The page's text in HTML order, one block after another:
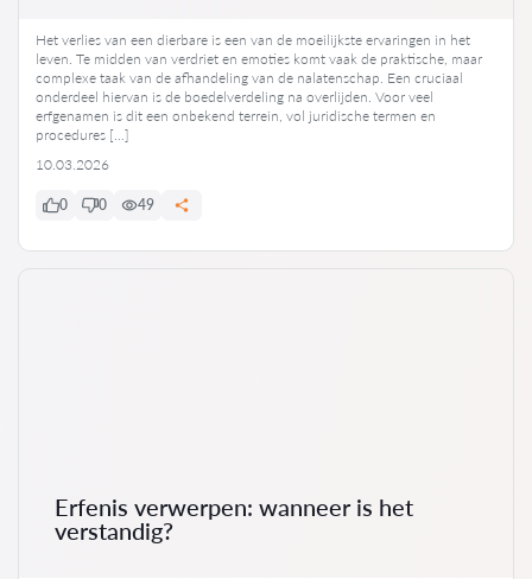
Het verlies van een dierbare is een van de moeilijkste ervaringen in het
leven. Te midden van verdriet en emoties komt vaak de praktische, maar
complexe taak van de afhandeling van de nalatenschap. Een cruciaal
onderdeel hiervan is de boedelverdeling na overlijden. Voor veel
erfgenamen is dit een onbekend terrein, vol juridische termen en
procedures […]
10.03.2026
0 0 49
Erfenis verwerpen: wanneer is het
verstandig?